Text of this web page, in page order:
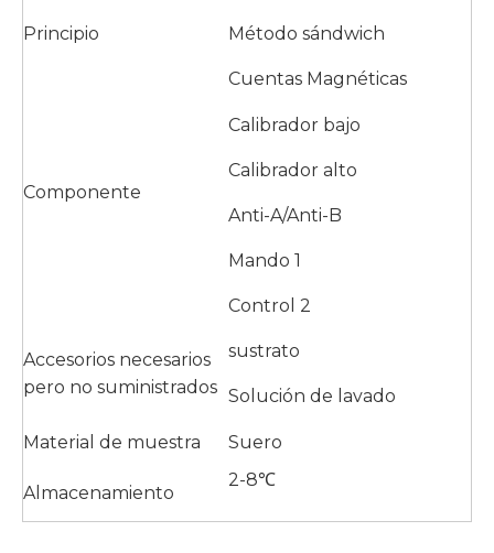
Principio Método sándwich
Componente
Cuentas Magnéticas
Calibrador bajo
Calibrador alto
Anti-A/Anti-B
Mando 1
Control 2
Accesorios necesarios
pero no suministrados
sustrato
Solución de lavado
Material de muestra Suero
Almacenamiento
2-8℃